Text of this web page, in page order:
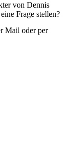
von Dennis
Frage stellen?
Mail oder per